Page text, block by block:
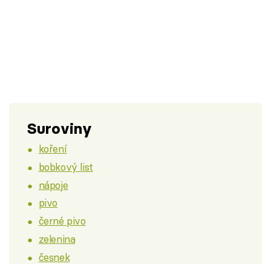
Suroviny
koření
bobkový list
nápoje
pivo
černé pivo
zelenina
česnek